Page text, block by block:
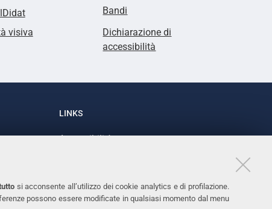
si acconsente all’utilizzo dei cookie analytics e di profilazione.
possono essere modificate in qualsiasi momento dal menu
visiva
Bandi
Dichiarazione di
accessibilità
LINKS
Accessibilità
Cookies